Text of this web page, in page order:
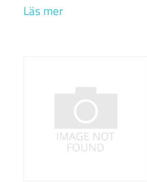
Läs mer